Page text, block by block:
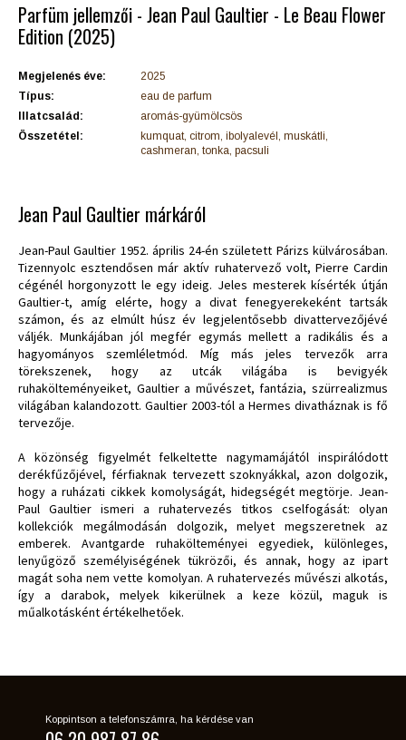
Parfüm jellemzői - Jean Paul Gaultier - Le Beau Flower
Edition (2025)
Megjelenés éve:
2025
Típus:
eau de parfum
Illatcsalád:
aromás-gyümölcsös
Összetétel:
kumquat, citrom, ibolyalevél, muskátli,
cashmeran, tonka, pacsuli
Jean Paul Gaultier márkáról
Jean-Paul Gaultier 1952. április 24-én született Párizs külvárosában.
Tizennyolc esztendősen már aktív ruhatervező volt, Pierre Cardin
cégénél horgonyzott le egy ideig. Jeles mesterek kísérték útján
Gaultier-t, amíg elérte, hogy a divat fenegyerekeként tartsák
számon, és az elmúlt húsz év legjelentősebb divattervezőjévé
váljék. Munkájában jól megfér egymás mellett a radikális és a
hagyományos szemléletmód. Míg más jeles tervezők arra
törekszenek, hogy az utcák világába is bevigyék
ruhakölteményeiket, Gaultier a művészet, fantázia, szürrealizmus
világában kalandozott. Gaultier 2003-tól a Hermes divatháznak is fő
tervezője.
A közönség figyelmét felkeltette nagymamájától inspirálódott
derékfűzőjével, férfiaknak tervezett szoknyákkal, azon dolgozik,
hogy a ruházati cikkek komolyságát, hidegségét megtörje. Jean-
Paul Gaultier ismeri a ruhatervezés titkos cselfogását: olyan
kollekciók megálmodásán dolgozik, melyet megszeretnek az
emberek. Avantgarde ruhakölteményei egyediek, különleges,
lenyűgöző személyiségének tükrözői, és annak, hogy az ipart
magát soha nem vette komolyan. A ruhatervezés művészi alkotás,
így a darabok, melyek kikerülnek a keze közül, maguk is
műalkotásként értékelhetőek.
Koppintson a telefonszámra, ha kérdése van